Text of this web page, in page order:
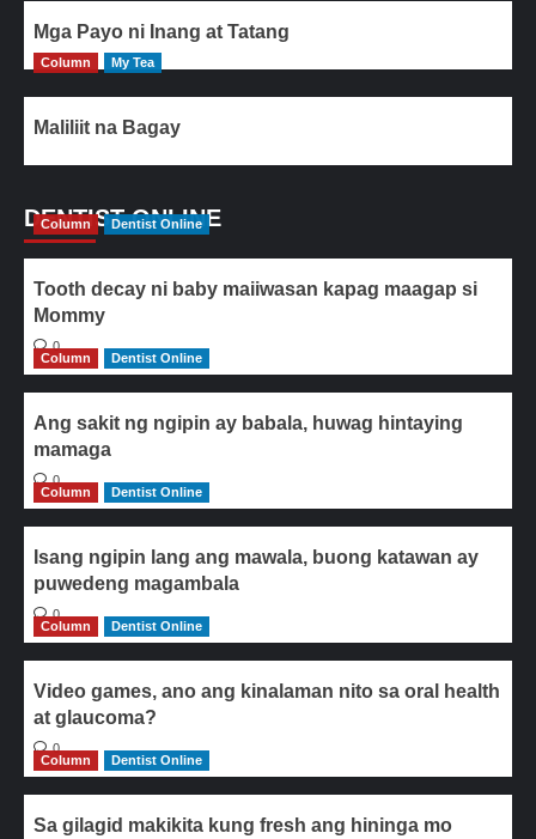
Mga Payo ni Inang at Tatang
Column My Tea
Maliliit na Bagay
DENTIST ONLINE
Column Dentist Online
Tooth decay ni baby maiiwasan kapag maagap si
Mommy
0
Column
Dentist Online
Ang sakit ng ngipin ay babala, huwag hintaying
mamaga
0
Column
Dentist Online
Isang ngipin lang ang mawala, buong katawan ay
puwedeng magambala
0
Column
Dentist Online
Video games, ano ang kinalaman nito sa oral health
at glaucoma?
0
Column
Dentist Online
Sa gilagid makikita kung fresh ang hininga mo